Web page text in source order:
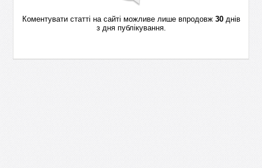
Коментувати статті на сайті можливе лише впродовж 30днів
з дня публікування.